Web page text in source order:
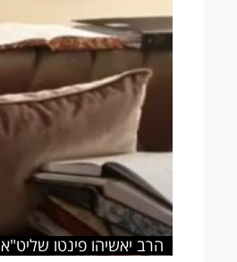
הרב יאשיהו פינטו שליט"א